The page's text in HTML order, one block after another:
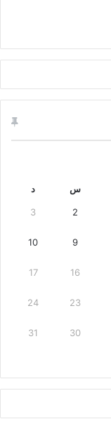
س د
2
3
9
10
16
17
23
24
30
31